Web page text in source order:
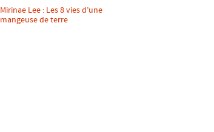
Mirinae Lee : Les 8 vies d’une
mangeuse de terre